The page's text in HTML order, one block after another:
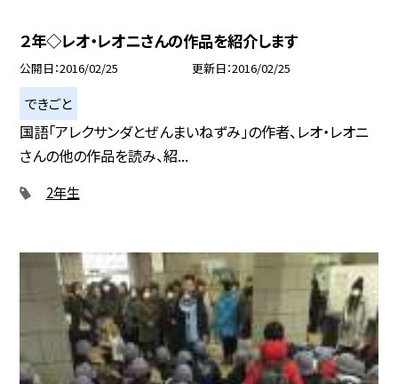
２年◇レオ・レオニさんの作品を紹介します
公開日 2016/02/25 更新日 2016/02/25
できごと
国語「アレクサンダとぜんまいねずみ」の作者、レオ・レオニ
さんの他の作品を読み、紹...
2年生